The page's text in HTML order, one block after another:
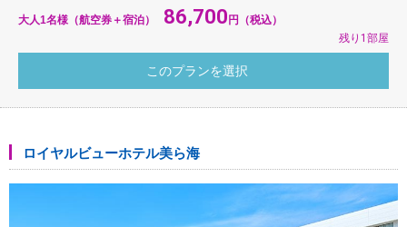
大人1名様（航空券＋宿泊） 86,700 円（税込）
残り1部屋
ロイヤルビューホテル美ら海